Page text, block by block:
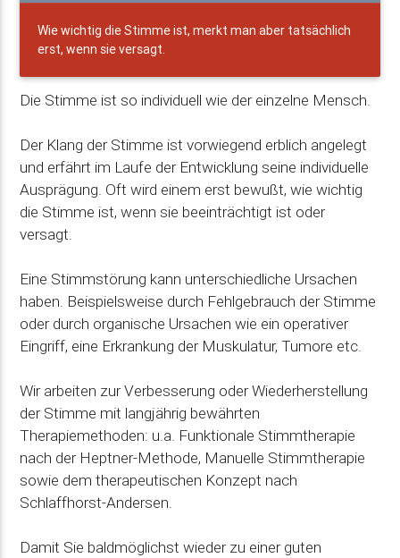
Wie wichtig die Stimme ist, merkt man aber tatsächlich
erst, wenn sie versagt.
Die Stimme ist so individuell wie der einzelne Mensch.
Der Klang der Stimme ist vorwiegend erblich angelegt
und erfährt im Laufe der Entwicklung seine individuelle
Ausprägung. Oft wird einem erst bewußt, wie wichtig
die Stimme ist, wenn sie beeinträchtigt ist oder
versagt.
Eine Stimmstörung kann unterschiedliche Ursachen
haben. Beispielsweise durch Fehlgebrauch der Stimme
oder durch organische Ursachen wie ein operativer
Eingriff, eine Erkrankung der Muskulatur, Tumore etc.
Wir arbeiten zur Verbesserung oder Wiederherstellung
der Stimme mit langjährig bewährten
Therapiemethoden: u.a. Funktionale Stimmtherapie
nach der Heptner-Methode, Manuelle Stimmtherapie
sowie dem therapeutischen Konzept nach
Schlaffhorst-Andersen.
Damit Sie baldmöglichst wieder zu einer guten